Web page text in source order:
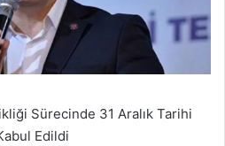
Sürecinde 31 Aralık Tarihi
Edildi